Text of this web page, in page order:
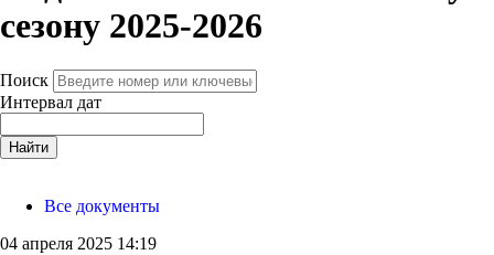
сезону 2025-2026
Поиск
Интервал дат
Найти
Все документы
04 апреля 2025 14:19